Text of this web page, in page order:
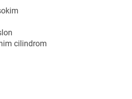
cilindrom